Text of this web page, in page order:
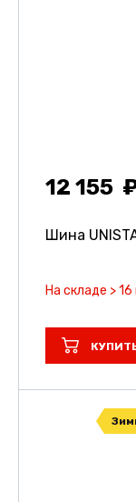
12 155
Шина
На складе >